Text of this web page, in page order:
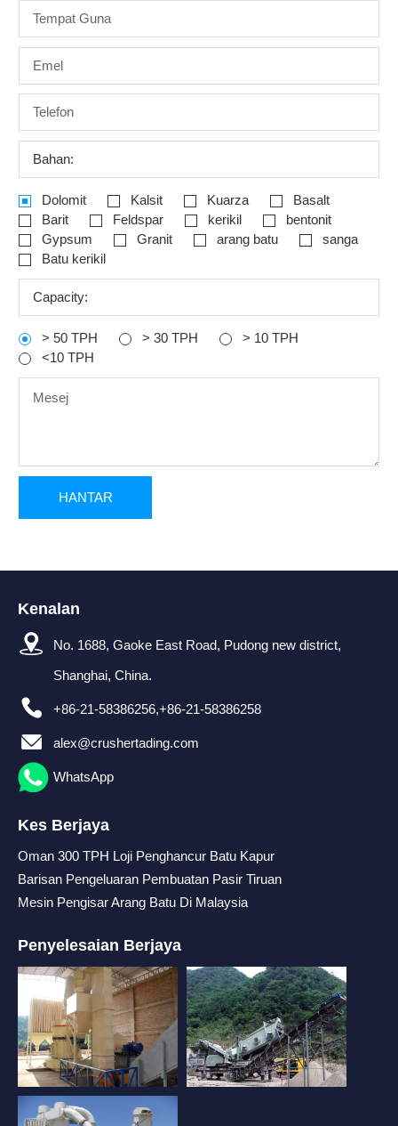
Bahan:
Dolomit Kalsit Kuarza
Basalt
Barit
Feldspar kerikil
bentonit
Gypsum
Granit arang batu
sanga
Batu kerikil
Capacity:
> 50 TPH > 30 TPH
> 10 TPH
<10 TPH
Kenalan
No. 1688, Gaoke East Road, Pudong new district,
Shanghai, China.
+86-21-58386256,+86-21-58386258
alex@crushertading.com
WhatsApp
Kes Berjaya
Oman 300 TPH Loji Penghancur Batu Kapur
Barisan Pengeluaran Pembuatan Pasir Tiruan
Mesin Pengisar Arang Batu Di Malaysia
Penyelesaian Berjaya